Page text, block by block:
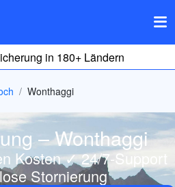
in 180+ Ländern
Wonthaggi
– Wonthaggi
Kosten ✓ 24/7-Support
Stornierung